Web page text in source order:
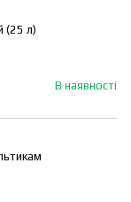
(25 л)
В наявності